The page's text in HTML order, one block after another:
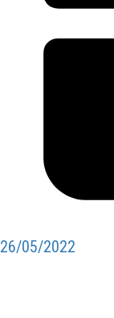
26/05/2022